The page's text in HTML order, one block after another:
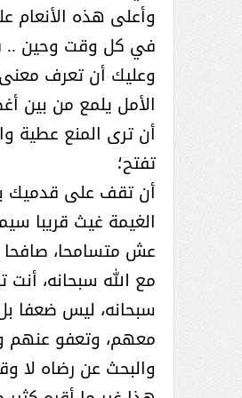
وأعلى هذه الأنعام
في كل وقت وحين ..
وعليك أن تعرف
الأمل يلمع من بين
أن ترى المنع عطية
تفتح؛
أن تقف على قدميك
الغيمة غيث قريبا
عش متسامحا، صافحا
مع الله سبحانه،
سبحانه، ليس ضعفا
معهم، وتعفو عنهم
والبحث عن رضاه لا